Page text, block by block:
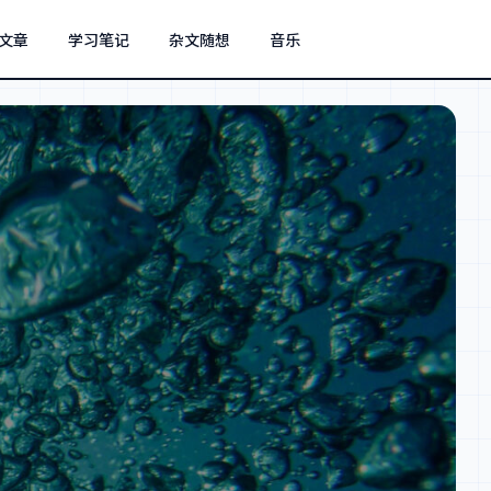
章 学习笔记 杂文随想 音乐